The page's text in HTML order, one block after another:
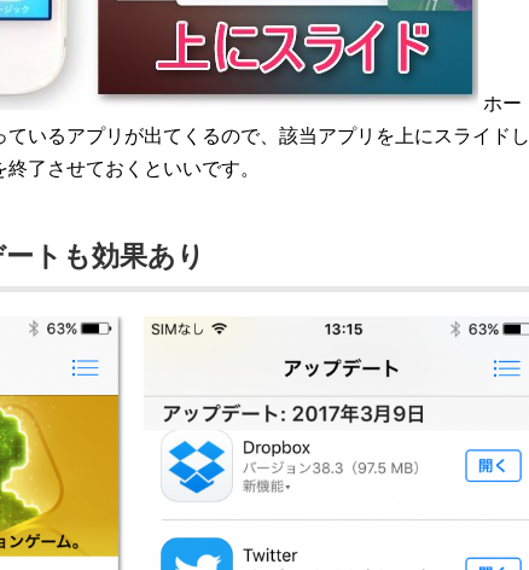
ホー
いるアプリが出てくるので、該当アプリを上にスライドし
了させておくといいです。
トも効果あり